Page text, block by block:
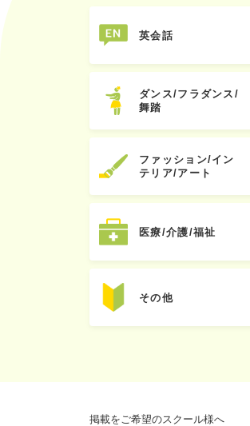
英会話
ダンス/フラダンス/
舞踏
ファッション/イン
テリア/アート
医療/介護/福祉
その他
掲載をご希望のスクール様へ